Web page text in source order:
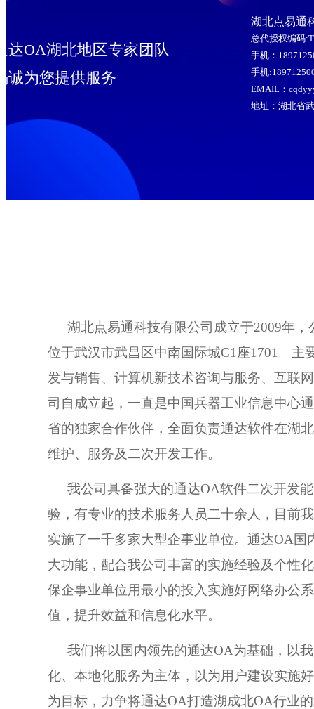
达OA湖北地区专家团队
诚为您提供服务
湖北点易通
总代授权编码
手机：
手机
EMAIL：
地址：湖北省
湖北点易通科技有限公司成立于2009年，
位于武汉市武昌区中南国际城C1座1701。主
发与销售、计算机新技术咨询与服务、互联
司自成立起，一直是中国兵器工业信息中心
省的独家合作伙伴，全面负责通达软件在湖
维护、服务及二次开发工作。
我公司具备强大的通达OA软件二次开发
验，有专业的技术服务人员二十余人，目前
实施了一千多家大型企事业单位。通达OA国
大功能，配合我公司丰富的实施经验及个性
保企事业单位用最小的投入实施好网络办公
值，提升效益和信息化水平。
我们将以国内领先的通达OA为基础，以
化、本地化服务为主体，以为用户建设实施
为目标，力争将通达OA打造湖成北OA行业